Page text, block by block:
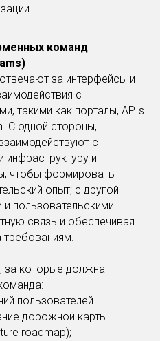
команд
за интерфейсы и
с
такими как порталы, APIs
С одной стороны,
с
и
чтобы формировать
опыт; с другой —
пользовательскими
связь и обеспечивая
требованиям.
за которые должна
пользователей
дорожной карты
roadmap);